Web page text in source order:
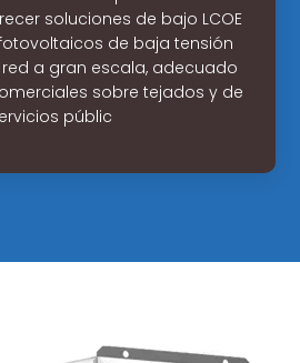
soluciones de bajo LCOE
de baja tensión
a gran escala, adecuado
sobre tejados y de
públic